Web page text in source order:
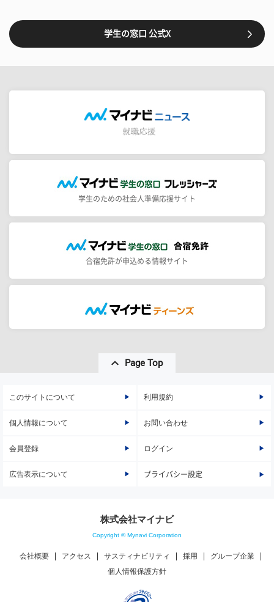
学生の窓口 公式X
学生のための社会人準備応援サイト
合宿免許が申込める情報サイト
Page Top
このサイトについて 利用規約
個人情報について お問い合わせ
会員登録 ログイン
広告表示について プライバシー設定
株式会社マイナビ
Copyright © Mynavi Corporation
会社概要 アクセス サスティナビリティ 採用
グループ企業
個人情報保護方針